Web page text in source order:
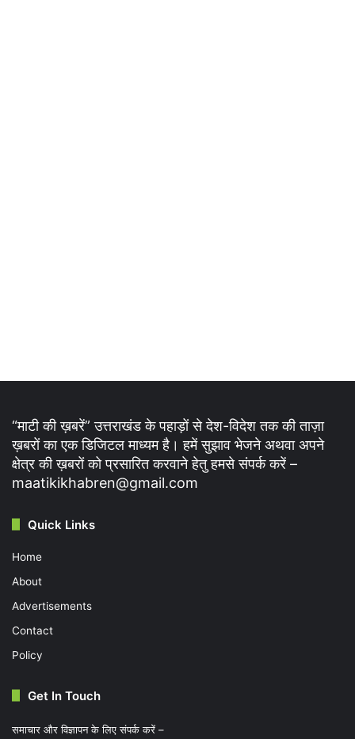
“माटी की ख़बरें” उत्तराखंड के पहाड़ों से देश-विदेश तक की ताज़ा
ख़बरों का एक डिजिटल माध्यम है। हमें सुझाव भेजने अथवा अपने
क्षेत्र की ख़बरों को प्रसारित करवाने हेतु हमसे संपर्क करें –
maatikikhabren@gmail.com
Quick Links
Home
About
Advertisements
Contact
Policy
Get In Touch
समाचार और विज्ञापन के लिए संपर्क करें –